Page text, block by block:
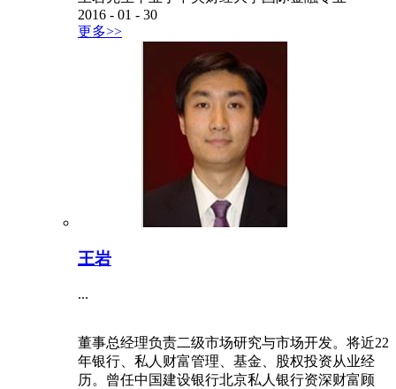
2016 - 01 - 30
更多>>
王岩
...
董事总经理负责二级市场研究与市场开发。将近22
年银行、私人财富管理、基金、股权投资从业经
历。曾任中国建设银行北京私人银行资深财富顾